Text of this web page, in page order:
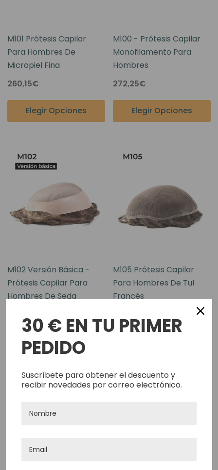
M101 Prótesis Capilar
Para Hombres De
Micropiel Fina
260,15€
Elegir Opciones
M100 - Prótesis Capilar
Monofilamento Para
Hombres
272,25€
Elegir Opciones
M102 Versión Básica -
Prótesis Capilar Para
Hombres De Seda
272,25€
Elegir Opciones
M105 Prótesis Capilar
Para Hombres De Tul
Francés
30 € EN TU PRIMER
PEDIDO
Suscríbete para obtener el descuento y
recibir novedades por correo electrónico.